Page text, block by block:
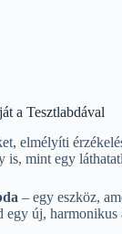
a Tesztlabdával
elmélyíti
mint egy
– egy eszköz,
egy új, harmonikus